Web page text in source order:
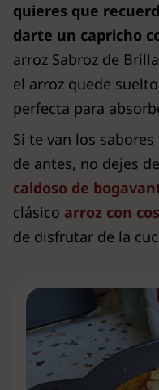
quieres que
darte un capricho
arroz Sabroz de
el arroz quede
perfecta para
Si te van los
de antes, no dejes
caldoso de
clásico arroz con
de disfrutar de la